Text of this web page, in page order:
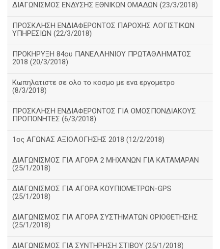
ΔΙΑΓΩΝΙΣΜΟΣ ΕΝΔΥΣΗΣ ΕΘΝΙΚΩΝ ΟΜΑΔΩΝ (23/3/2018)
ΠΡΟΣΚΛΗΣΗ ΕΝΔΙΑΦΕΡΟΝΤΟΣ ΠΑΡΟΧΗΣ ΛΟΓΙΣΤΙΚΩΝ
ΥΠΗΡΕΣΙΩΝ (22/3/2018)
ΠΡΟΚΗΡΥΞΗ 84ου ΠΑΝΕΛΛΗΝΙΟΥ ΠΡΩΤΑΘΛΗΜΑΤΟΣ
2018 (20/3/2018)
Κωπηλατιστε σε ολο το κοσμο με ενα εργομετρο
(8/3/2018)
ΠΡΟΣΚΛΗΣΗ ΕΝΔΙΑΦΕΡΟΝΤΟΣ ΓΙΑ ΟΜΟΣΠΟΝΔΙΑΚΟΥΣ
ΠΡΟΠΟΝΗΤΕΣ (6/3/2018)
1ος ΑΓΩΝΑΣ ΑΞΙΟΛΟΓΗΣΗΣ 2018 (12/2/2018)
ΔΙΑΓΩΝΙΣΜΟΣ ΓΙΑ ΑΓΟΡΑ 2 ΜΗΧΑΝΩΝ ΓΙΑ ΚΑΤΑΜΑΡΑΝ
(25/1/2018)
ΔΙΑΓΩΝΙΣΜΟΣ ΓΙΑ ΑΓΟΡΑ ΚΟΥΠΙΟΜΕΤΡΩΝ-GPS
(25/1/2018)
ΔΙΑΓΩΝΙΣΜΟΣ ΓΙΑ ΑΓΟΡΑ ΣΥΣΤΗΜΑΤΩΝ ΟΡΙΟΘΕΤΗΣΗΣ
(25/1/2018)
ΔΙΑΓΩΝΙΣΜΟΣ ΓΙΑ ΣΥΝΤΗΡΗΣΗ ΣΤΙΒΟΥ (25/1/2018)